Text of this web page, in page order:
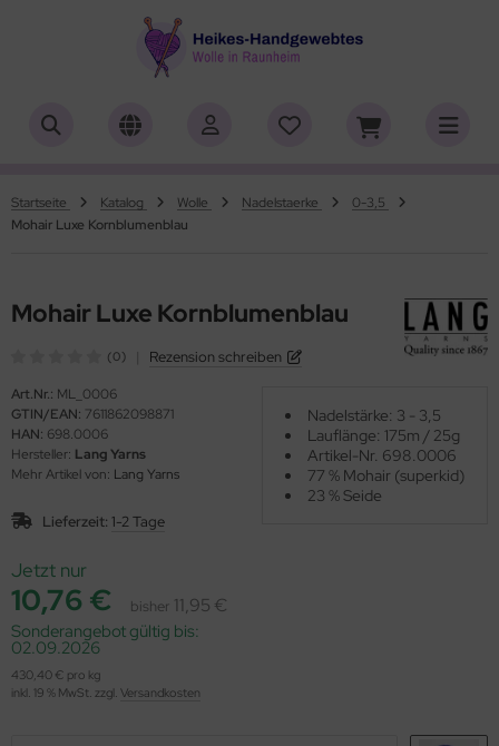
Startseite Katalog Wolle Nadelstaerke
0-3,5
Mohair Luxe Kornblumenblau
Mohair Luxe Kornblumenblau
(0) Rezension schreiben
Art.Nr.: ML_0006
GTIN/EAN: 7611862098871
HAN: 698.0006
Hersteller: Lang Yarns
Mehr Artikel von: Lang Yarns
Lieferzeit: 1-2 Tage
Jetzt nur
10,76 € bisher 11,95 €
Sonderangebot gültig bis:
02.09.2026
430,40 € pro kg
inkl. 19 % MwSt. zzgl. Versandkosten
Nadelstärke: 3 - 3,5
Lauflänge: 175m / 25g
Artikel-Nr. 698.0006
77 % Mohair (superkid)
23 % Seide
ALLES ANZEIGEN AUS HERSTELLER (4762)
(222)
Yarns (1776)
Lana (14)
(1361)
(276)
ALLES ANZEIGEN AUS WOLLE (18919)
Wolle (4)
(1)
(5010)
zum Färben (33)
ALLES ANZEIGEN AUS WEBRAHMEN
Webrahmen (2)
(6)
/ Gatterkamm (41)
Allgäuer (Schulwebrahmen)
ALLES ANZEIGEN AUS ZUBEHÖR
(3)
(1)
ALLES ANZEIGEN AUS SONDERPOSTEN (7)
- Lang Yarns (4)